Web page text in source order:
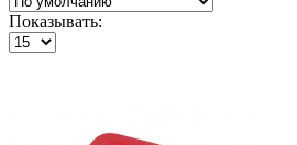
Показывать: